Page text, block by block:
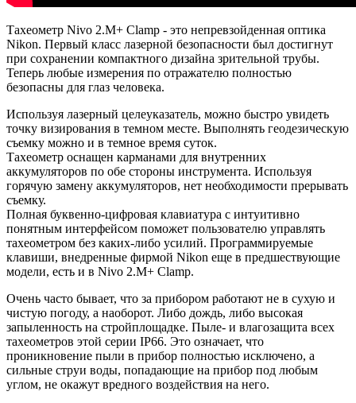
Тахеометр Nivo 2.M+ Clamp - это непревзойденная оптика
Nikon. Первый класс лазерной безопасности был достигнут
при сохранении компактного дизайна зрительной трубы.
Теперь любые измерения по отражателю полностью
безопасны для глаз человека.
Используя лазерный целеуказатель, можно быстро увидеть
точку визирования в темном месте. Выполнять геодезическую
съемку можно и в темное время суток.
Тахеометр оснащен карманами для внутренних
аккумуляторов по обе стороны инструмента. Используя
горячую замену аккумуляторов, нет необходимости прерывать
съемку.
Полная буквенно-цифровая клавиатура с интуитивно
понятным интерфейсом поможет пользователю управлять
тахеометром без каких-либо усилий. Программируемые
клавиши, внедренные фирмой Nikon еще в предшествующие
модели, есть и в Nivo 2.M+ Clamp.
Очень часто бывает, что за прибором работают не в сухую и
чистую погоду, а наоборот. Либо дождь, либо высокая
запыленность на стройплощадке. Пыле- и влагозащита всех
тахеометров этой серии IP66. Это означает, что
проникновение пыли в прибор полностью исключено, а
сильные струи воды, попадающие на прибор под любым
углом, не окажут вредного воздействия на него.